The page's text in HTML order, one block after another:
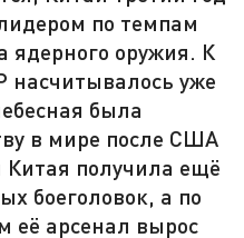
по темпам
ядерного оружия. К
насчитывалось уже
была
в мире после США
Китая получила ещё
боеголовок, а по
её арсенал вырос